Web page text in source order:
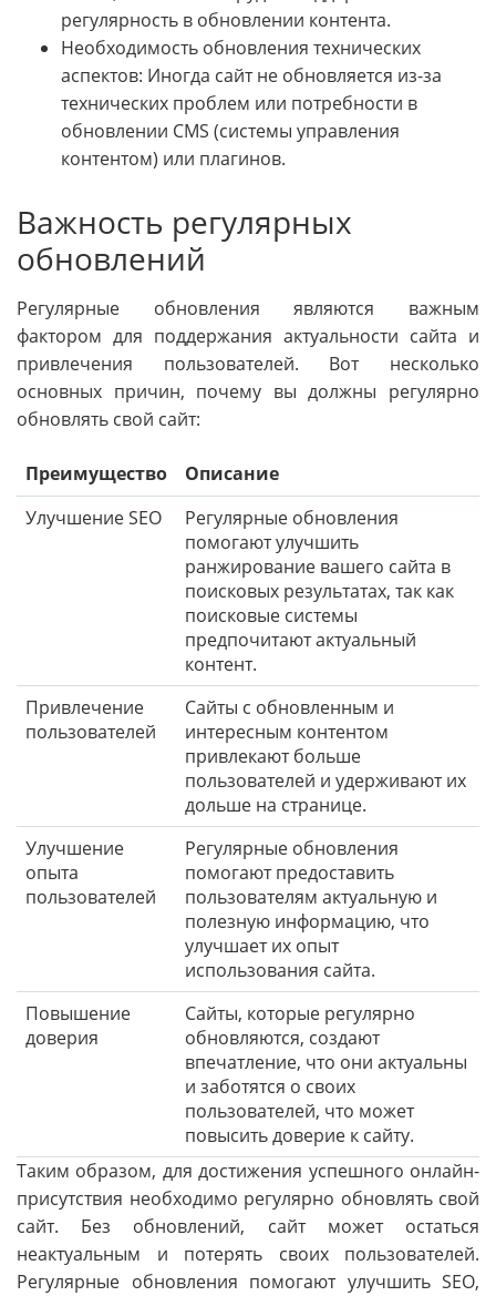
регулярность в обновлении контента.
Необходимость обновления технических
аспектов: Иногда сайт не обновляется из-за
технических проблем или потребности в
обновлении CMS (системы управления
контентом) или плагинов.
Важность регулярных
обновлений
Регулярные обновления являются важным
фактором для поддержания актуальности сайта и
привлечения пользователей. Вот несколько
основных причин, почему вы должны регулярно
обновлять свой сайт:
Преимущество
Описание
Улучшение SEO
Регулярные обновления
помогают улучшить
ранжирование вашего сайта в
поисковых результатах, так как
поисковые системы
предпочитают актуальный
контент.
Привлечение
пользователей
Сайты с обновленным и
интересным контентом
привлекают больше
пользователей и удерживают их
дольше на странице.
Улучшение
опыта
пользователей
Регулярные обновления
помогают предоставить
пользователям актуальную и
полезную информацию, что
улучшает их опыт
использования сайта.
Повышение
доверия
Сайты, которые регулярно
обновляются, создают
впечатление, что они актуальны
и заботятся о своих
пользователей, что может
повысить доверие к сайту.
Таким образом, для достижения успешного онлайн-
присутствия необходимо регулярно обновлять свой
сайт. Без обновлений, сайт может остаться
неактуальным и потерять своих пользователей.
Регулярные обновления помогают улучшить SEO,